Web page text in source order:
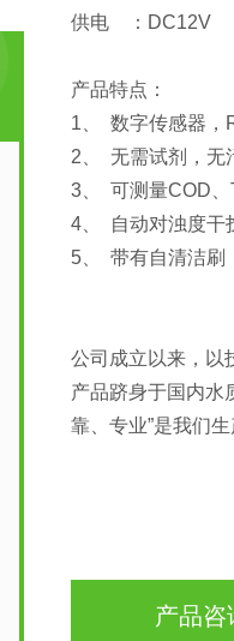
供电 ：DC12V
产品特点：
1、 数字传感器，
2、 无需试剂，无
3、 可测量COD
4、 自动对浊度干
5、 带有自清洁刷
公司成立以来，以
产品跻身于国内水
靠、专业”是我们
产品咨